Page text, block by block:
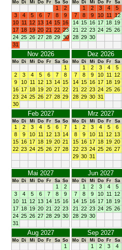
Mo Di Mi Do Fr Sa So
1
2
3
4 5 6 7 8
9
10 11 12 13 14 15 16
17 18 19 20 21 22 23
24 25 26 27 28 29 30
31
Mo Di Mi Do Fr Sa
1 2 3 4 5
7
8 9 10 11 12
14 15 16 17 18 19
21 22 23 24 25 26
28 29 30
Nov 2026
Mo Di Mi Do Fr Sa So
1
2
3 4 5 6 7
8
9
10 11 12 13 14 15
16 17 18 19 20 21 22
23 24 25 26 27 28 29
30
Dez 2026
Mo Di Mi Do Fr Sa
1 2 3 4 5
7
8 9 10 11 12
14 15 16 17 18 19
21 22 23 24 25 26
28 29 30 31
Feb 2027
Mo Di Mi Do Fr Sa So
1 2 3 4 5 6
7
8
9 10 11 12 13 14
15 16 17 18 19 20 21
22 23 24 25 26 27 28
Mrz 2027
Mo Di Mi Do Fr Sa
1 2 3 4 5 6
8
9 10 11 12 13
15 16 17 18 19 20
22 23 24 25 26 27
29 30 31
Mai 2027
Mo Di Mi Do Fr Sa So
1
2
3
4 5 6 7 8
9
10 11 12 13 14 15 16
17 18 19 20 21 22 23
24 25 26 27 28 29 30
31
Jun 2027
Mo Di Mi Do Fr Sa
1 2 3 4 5
7
8 9 10 11 12
14 15 16 17 18 19
21 22 23 24 25 26
28 29 30
Aug 2027
Mo Di Mi Do Fr Sa So
1
Sep 2027
Mo Di Mi Do Fr Sa
1 2 3 4